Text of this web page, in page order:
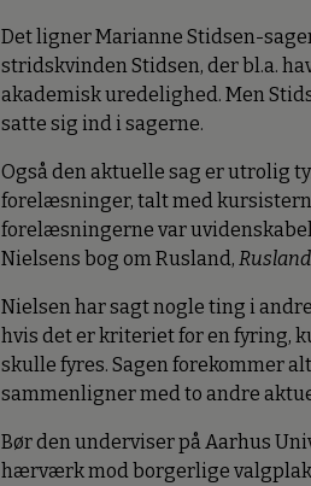
Det ligner Marianne Stidsen-
stridskvinden Stidsen, der bl.a.
akademisk uredelighed. Men
satte sig ind i sagerne.
Også den aktuelle sag er utrolig
forelæsninger, talt med
forelæsningerne var
Nielsens bog om Rusland,
Nielsen har sagt nogle ting i
hvis det er kriteriet for en fyring,
skulle fyres. Sagen forekommer
sammenligner med to andre
Bør den underviser på Aarhus
hærværk mod borgerlige